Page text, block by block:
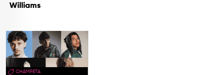
Williams
CHAMPETA